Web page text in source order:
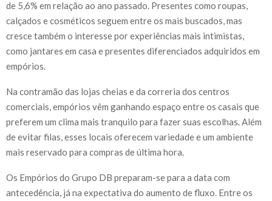
de 5,6% em relação ao ano passado. Presentes como roupas,
calçados e cosméticos seguem entre os mais buscados, mas
cresce também o interesse por experiências mais intimistas,
como jantares em casa e presentes diferenciados adquiridos em
empórios.
Na contramão das lojas cheias e da correria dos centros
comerciais, empórios vêm ganhando espaço entre os casais que
preferem um clima mais tranquilo para fazer suas escolhas. Além
de evitar filas, esses locais oferecem variedade e um ambiente
mais reservado para compras de última hora.
Os Empórios do Grupo DB preparam-se para a data com
antecedência, já na expectativa do aumento de fluxo. Entre os